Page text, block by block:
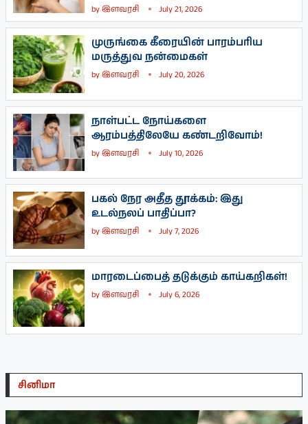
byஇளவரசி July 21, 2026
முருங்கை கீரையின் பாரம்பரிய
மருத்துவ நன்மைகள்
byஇளவரசி July 20, 2026
நாள்பட்ட நோய்களை
ஆரம்பத்திலேயே கண்டறிவோம்!
byஇளவரசி July 10, 2026
பகல் நேர அதீத தூக்கம்: இது
உடல்நலப் பாதிப்பா?
byஇளவரசி July 7, 2026
மாரடைப்பைத் தடுக்கும் காய்கறிகள்!
byஇளவரசி July 6, 2026
சினிமா